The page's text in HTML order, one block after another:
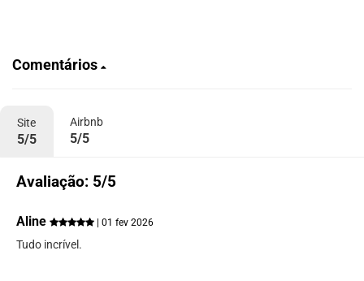
Comentários
Site
5/5
Airbnb
5/5
Avaliação: 5/5
Aline | 01 fev 2026
Tudo incrível.